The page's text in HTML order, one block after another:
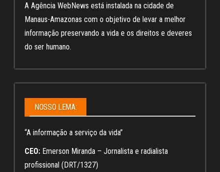
A Agência WebNews está instalada na cidade de
Manaus-Amazonas com o objetivo de levar a melhor
informação preservando a vida e os direitos e deveres
do ser humano.
NOSSO LEMA:
“A informação a serviço da vida”
CEO: Emerson Miranda – Jornalista e radialista
profissional (DRT/1327)